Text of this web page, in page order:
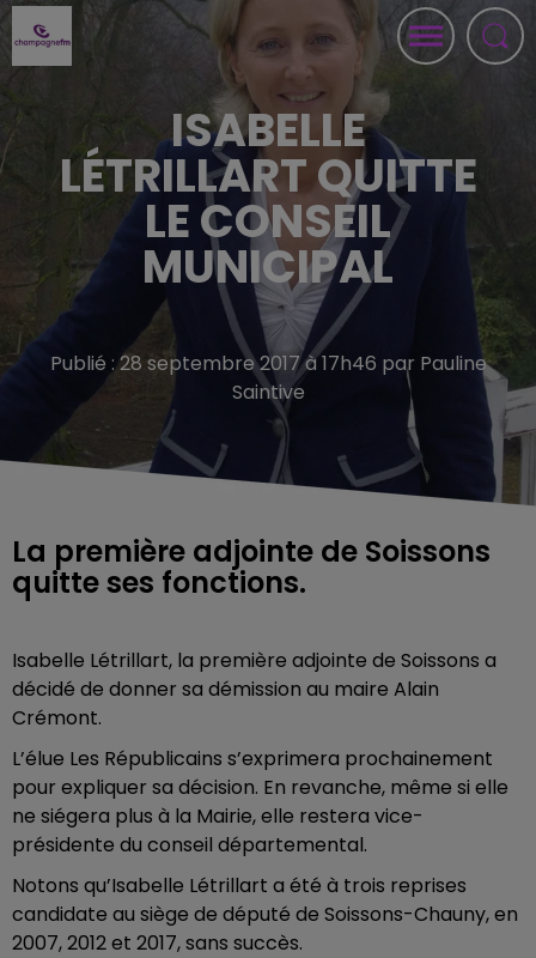
ISABELLE
LÉTRILLART QUITTE
LE CONSEIL
MUNICIPAL
Publié : 28 septembre 2017 à 17h46 par Pauline
Saintive
La première adjointe de Soissons
quitte ses fonctions.
Isabelle Létrillart, la première adjointe de Soissons a
décidé de donner sa démission au maire Alain
Crémont.
L’élue Les Républicains s’exprimera prochainement
pour expliquer sa décision. En revanche, même si elle
ne siégera plus à la Mairie, elle restera vice-
présidente du conseil départemental.
Notons qu’Isabelle Létrillart a été à trois reprises
candidate au siège de député de Soissons-Chauny, en
2007, 2012 et 2017, sans succès.